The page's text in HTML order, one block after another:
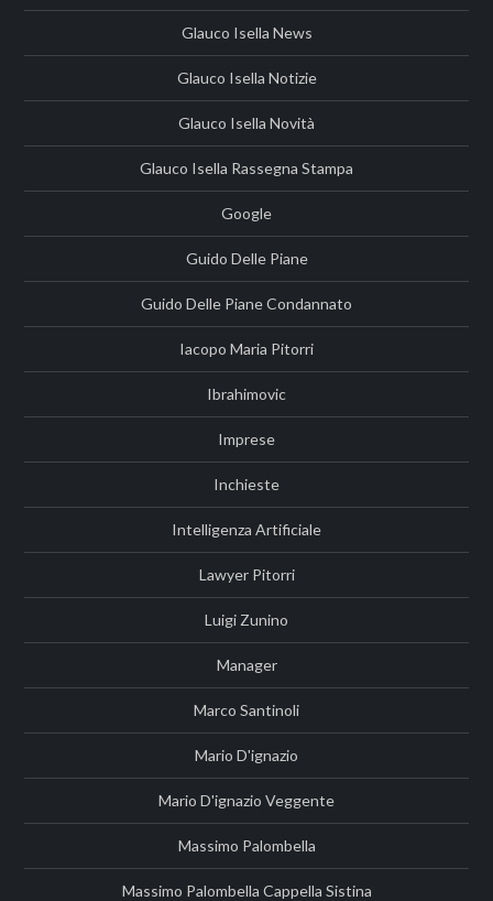
Glauco Isella News
Glauco Isella Notizie
Glauco Isella Novità
Glauco Isella Rassegna Stampa
Google
Guido Delle Piane
Guido Delle Piane Condannato
Iacopo Maria Pitorri
Ibrahimovic
Imprese
Inchieste
Intelligenza Artificiale
Lawyer Pitorri
Luigi Zunino
Manager
Marco Santinoli
Mario D'ignazio
Mario D'ignazio Veggente
Massimo Palombella
Massimo Palombella Cappella Sistina